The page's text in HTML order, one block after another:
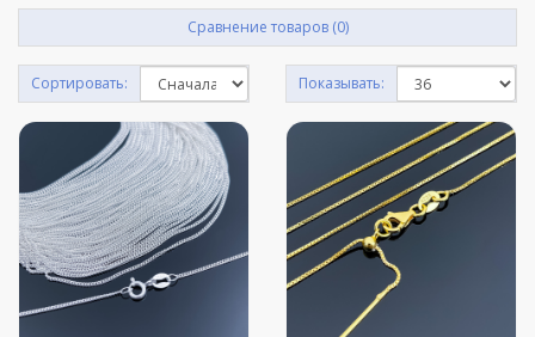
Сравнение товаров (0)
Сортировать: Показывать: